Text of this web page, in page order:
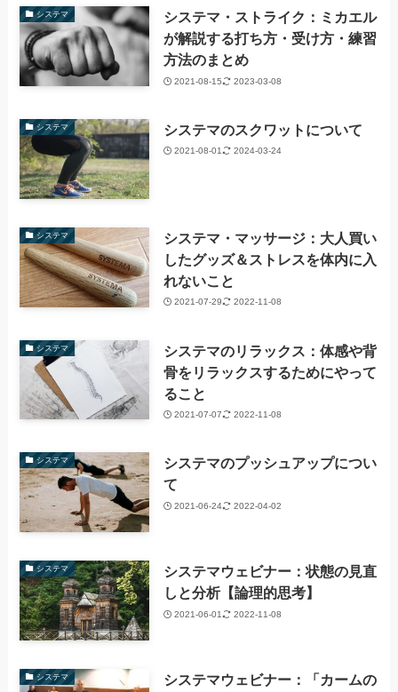
システマ
システマ・ストライク：ミカエル
が解説する打ち方・受け方・練習
方法のまとめ
2021-08-15 2023-03-08
システマ システマのスクワットについて
2021-08-01 2024-03-24
システマ
システマ・マッサージ：大人買い
したグッズ＆ストレスを体内に入
れないこと
2021-07-29 2022-11-08
システマ
システマのリラックス：体感や背
骨をリラックスするためにやって
ること
2021-07-07 2022-11-08
システマ
システマのプッシュアップについ
て
2021-06-24 2022-04-02
システマ
システマウェビナー：状態の見直
しと分析【論理的思考】
2021-06-01 2022-11-08
システマ
システマウェビナー：「カームの